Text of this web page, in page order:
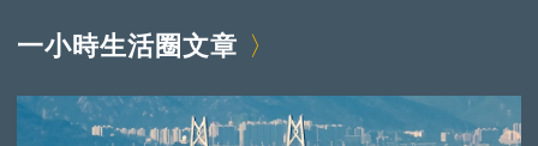
一小時生活圈文章